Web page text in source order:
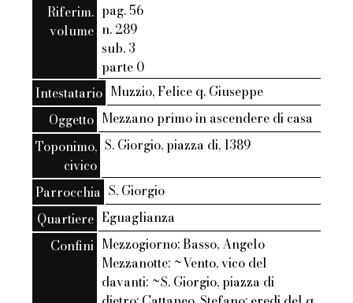
Riferim.
volume
pag. 56
n. 289
sub. 3
parte 0
Intestatario Muzzio, Felice q. Giuseppe
Oggetto Mezzano primo in ascendere di casa
Toponimo,
civico
S. Giorgio, piazza di, 1389
Parrocchia S. Giorgio
Quartiere Eguaglianza
Confini Mezzogiorno: Basso, Angelo
Mezzanotte: ~Vento, vico del
davanti: ~S. Giorgio, piazza di